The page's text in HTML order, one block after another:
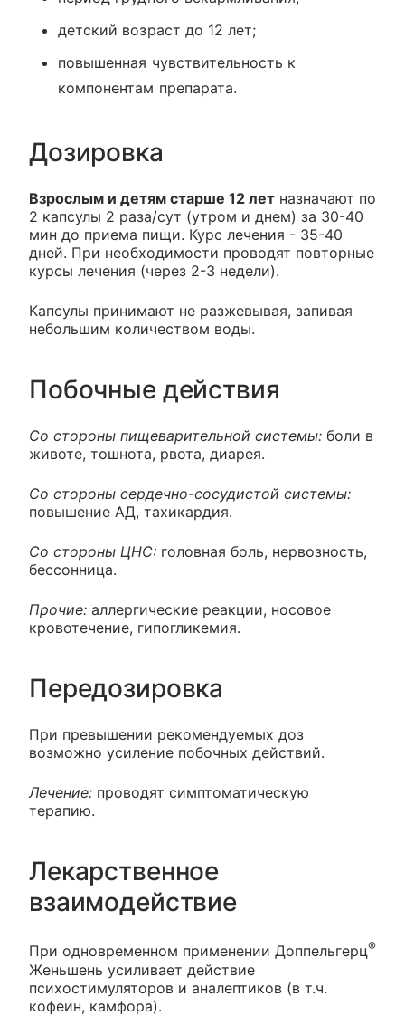
детский возраст до 12 лет;
повышенная чувствительность к
компонентам препарата.
Дозировка
Взрослым и детям старше 12 лет назначают по
2 капсулы 2 раза/сут (утром и днем) за 30-40
мин до приема пищи. Курс лечения - 35-40
дней. При необходимости проводят повторные
курсы лечения (через 2-3 недели).
Капсулы принимают не разжевывая, запивая
небольшим количеством воды.
Побочные действия
Со стороны пищеварительной системы: боли в
животе, тошнота, рвота, диарея.
Со стороны сердечно-сосудистой системы:
повышение АД, тахикардия.
Со стороны ЦНС: головная боль, нервозность,
бессонница.
Прочие: аллергические реакции, носовое
кровотечение, гипогликемия.
Передозировка
При превышении рекомендуемых доз
возможно усиление побочных действий.
Лечение: проводят симптоматическую
терапию.
Лекарственное
взаимодействие
При одновременном применении Доппельгерц®
Женьшень усиливает действие
психостимуляторов и аналептиков (в т.ч.
кофеин, камфора).